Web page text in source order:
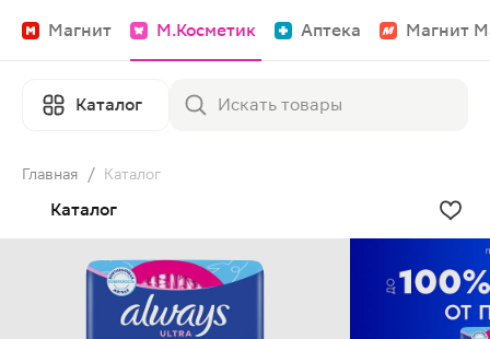
Магнит М.Косметик Аптека Магнит
Каталог
Главная / Каталог
Каталог